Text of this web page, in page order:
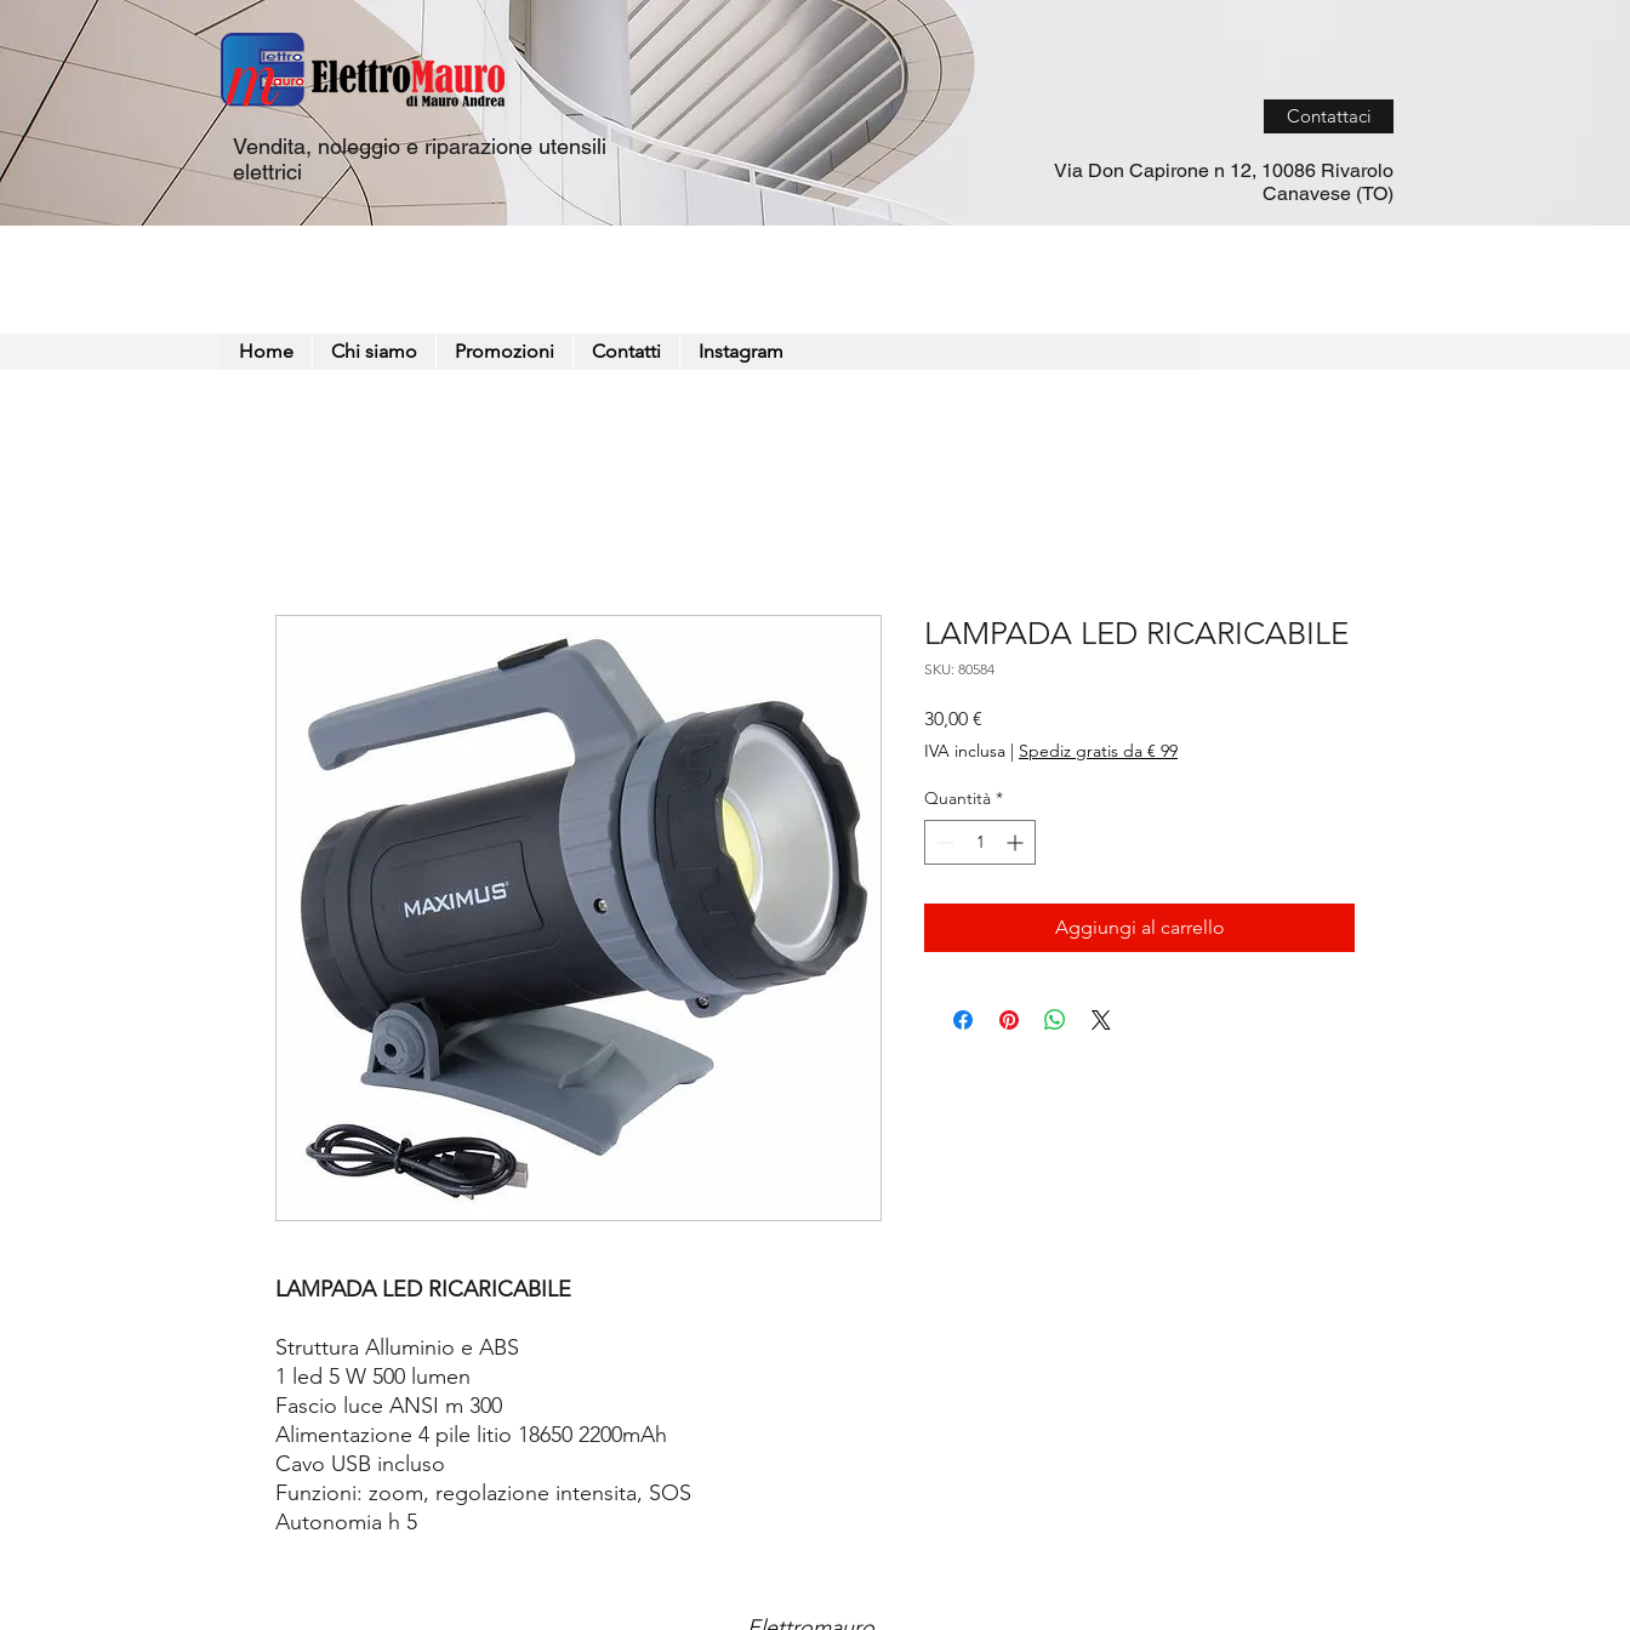
Vendita, noleggio e riparazione utensili
elettrici
Contattaci
Via Don Capirone n 12, 10086 Rivarolo
Canavese (TO)
Home Chi siamo Promozioni Contatti Instagram
LAMPADA LED RICARICABILE
Struttura Alluminio e ABS
1 led 5 W 500 lumen
Fascio luce ANSI m 300
Alimentazione 4 pile litio 18650 2200mAh
Cavo USB incluso
Funzioni: zoom, regolazione intensita, SOS
Autonomia h 5
LAMPADA LED RICARICABILE
SKU: 80584
30,00 €
IVA inclusa | Spediz gratis da € 99
Quantità *
Aggiungi al carrello